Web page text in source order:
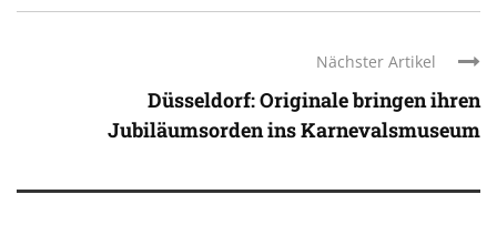
Nächster Artikel
Düsseldorf: Originale bringen ihren
Jubiläumsorden ins Karnevalsmuseum